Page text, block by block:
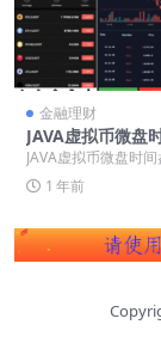
金融理财
JAVA虚拟币微盘
消息通知修改平
码【多语言海外
源码】
JAVA虚拟币微盘时
通知修改平仓数据代
言海外GMX微盘...
1 年前